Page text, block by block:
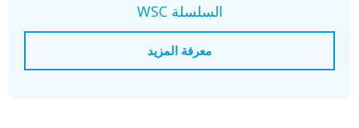
السلسلة WSC
معرفة المزيد